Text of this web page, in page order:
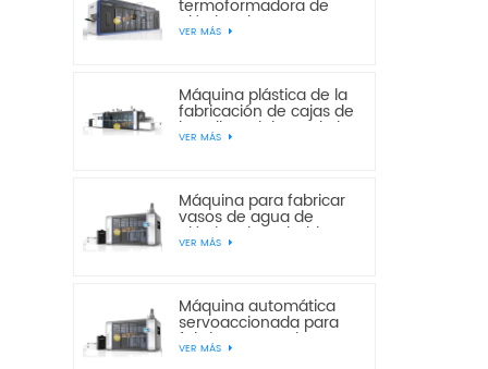
termoformadora de
plástico de cuatro
estaciones
650
VER MÁS
Máquina plástica de la
fabricación de cajas de
la galleta del pan de la
torta de la estación del
VER MÁS
Máquina para fabricar
vasos de agua de
plástico desechables
servoautomáticos
VER MÁS
Máquina automática
servoaccionada para
fabricar vasos de agua
desechables de
VER MÁS